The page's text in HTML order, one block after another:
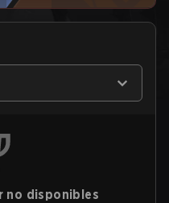
no disponibles